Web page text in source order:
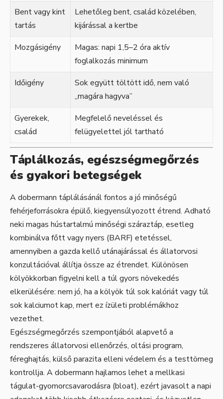
Bent vagy kint
tartás
Lehetőleg bent, család közelében,
kijárással a kertbe
Mozgásigény
Magas: napi 1,5–2 óra aktív
foglalkozás minimum
Időigény
Sok együtt töltött idő, nem való
„magára hagyva”
Gyerekek,
család
Megfelelő neveléssel és
felügyelettel jól tartható
Táplálkozás, egészségmegőrzés
és gyakori betegségek
A dobermann táplálásánál fontos a jó minőségű
fehérjeforrásokra épülő, kiegyensúlyozott étrend. Adható
neki magas hústartalmú minőségi száraztáp, esetleg
kombinálva főtt vagy nyers (BARF) etetéssel,
amennyiben a gazda kellő utánajárással és állatorvosi
konzultációval állítja össze az étrendet. Különösen
kölyökkorban figyelni kell a túl gyors növekedés
elkerülésére: nem jó, ha a kölyök túl sok kalóriát vagy túl
sok kalciumot kap, mert ez ízületi problémákhoz
vezethet.
Egészségmegőrzés szempontjából alapvető a
rendszeres állatorvosi ellenőrzés, oltási program,
féreghajtás, külső parazita elleni védelem és a testtömeg
kontrollja. A dobermann hajlamos lehet a mellkasi
tágulat-gyomorcsavarodásra (bloat), ezért javasolt a napi